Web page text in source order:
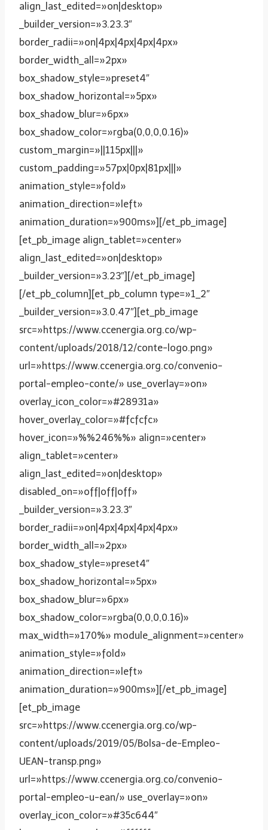
align_last_edited=»on|desktop»
_builder_version=»3.23.3″
border_radii=»on|4px|4px|4px|4px»
border_width_all=»2px»
box_shadow_style=»preset4″
box_shadow_horizontal=»5px»
box_shadow_blur=»6px»
box_shadow_color=»rgba(0,0,0,0.16)»
custom_margin=»||115px|||»
custom_padding=»57px|0px|81px|||»
animation_style=»fold»
animation_direction=»left»
animation_duration=»900ms»][/et_pb_image]
[et_pb_image align_tablet=»center»
align_last_edited=»on|desktop»
_builder_version=»3.23″][/et_pb_image]
[/et_pb_column][et_pb_column type=»1_2″
_builder_version=»3.0.47″][et_pb_image
src=»https://www.ccenergia.org.co/wp-
content/uploads/2018/12/conte-logo.png»
url=»https://www.ccenergia.org.co/convenio-
portal-empleo-conte/» use_overlay=»on»
overlay_icon_color=»#28931a»
hover_overlay_color=»#fcfcfc»
hover_icon=»%%246%%» align=»center»
align_tablet=»center»
align_last_edited=»on|desktop»
disabled_on=»off|off|off»
_builder_version=»3.23.3″
border_radii=»on|4px|4px|4px|4px»
border_width_all=»2px»
box_shadow_style=»preset4″
box_shadow_horizontal=»5px»
box_shadow_blur=»6px»
box_shadow_color=»rgba(0,0,0,0.16)»
max_width=»170%» module_alignment=»center»
animation_style=»fold»
animation_direction=»left»
animation_duration=»900ms»][/et_pb_image]
[et_pb_image
src=»https://www.ccenergia.org.co/wp-
content/uploads/2019/05/Bolsa-de-Empleo-
UEAN-transp.png»
url=»https://www.ccenergia.org.co/convenio-
portal-empleo-u-ean/» use_overlay=»on»
overlay_icon_color=»#35c644″